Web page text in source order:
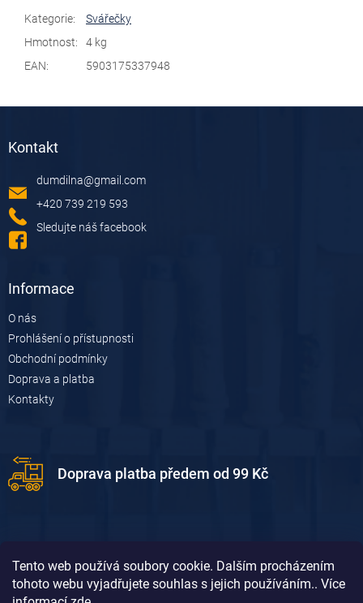
Tento web používá soubory cookie. Dalším procházením
tohoto webu vyjadřujete souhlas s jejich používáním.. Více
Kategorie:
Svářečky
Hmotnost:
4 kg
EAN: 5903175337948
Kontakt
dumdilna@gmail.com
+420 739 219 593
Sledujte náš facebook
Informace
O nás
Prohlášení o přístupnosti
Obchodní podmínky
Doprava a platba
Kontakty
Doprava platba předem od 99 Kč